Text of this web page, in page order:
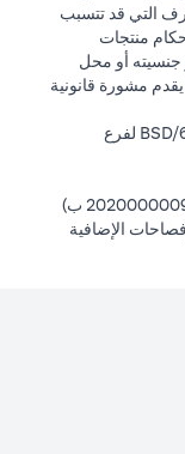
التي قد تتسبب
منتجات
جنسيته أو محل
يقدم مشورة قانونية
سيتي بنك إن إيه - الإمارات العربية المتحدة مسجل لدى مصرف الإمارات العربية المتحدة المركزي بموجب أرقام التراخيص BSD/504/83 لفرع الوصل دبي، و13/184/2019 لفرع مول الإمارات دبي، وBSD/692/83 لفرع
سيتي بنك إن إيه الإمارات العربية المتحدة مرخص من هيئة الأوراق المالية والسلع في الإمارات العربية المتحدة ("SCA") للقيام بالنشاط المالي لـ أ) الاستشارات المالية والتعريف والترويج بموجب ترخيص رقم 20200000097 ب)
للحصول على إخلاءات المسؤولية والإفصاحات الإضافية